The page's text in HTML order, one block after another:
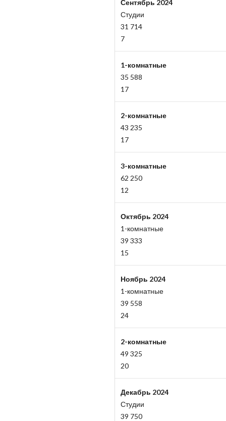
Сентябрь 2024
Студии
31 714
7
1-комнатные
35 588
17
2-комнатные
43 235
17
3-комнатные
62 250
12
Октябрь 2024
1-комнатные
39 333
15
Ноябрь 2024
1-комнатные
39 558
24
2-комнатные
49 325
20
Декабрь 2024
Студии
39 750